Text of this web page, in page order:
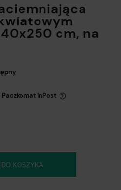
cm, na
Paczkomat InPost
kosztów płatności
DO KOSZYKA